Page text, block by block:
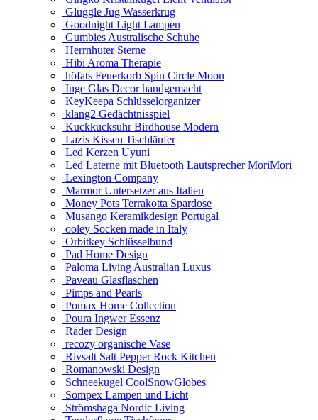
Gluggle Jug Wasserkrug
Goodnight Light Lampen
Gumbies Australische Schuhe
Herrnhuter Sterne
Hibi Aroma Therapie
höfats Feuerkorb Spin Circle Moon
Inge Glas Decor handgemacht
KeyKeepa Schlüsselorganizer
klang2 Gedächtnisspiel
Kuckkucksuhr Birdhouse Modern
Lazis Kissen Tischläufer
Led Kerzen Uyuni
Led Laterne mit Bluetooth Lautsprecher MoriMori
Lexington Company
Marmor Untersetzer aus Italien
Money Pots Terrakotta Spardose
Musango Keramikdesign Portugal
ooley Socken made in Italy
Orbitkey Schlüsselbund
Pad Home Design
Paloma Living Australian Luxus
Paveau Glasflaschen
Pimps and Pearls
Pomax Home Collection
Poura Ingwer Essenz
Räder Design
recozy organische Vase
Rivsalt Salt Pepper Rock Kitchen
Romanowski Design
Schneekugel CoolSnowGlobes
Sompex Lampen und Licht
Strömshaga Nordic Living